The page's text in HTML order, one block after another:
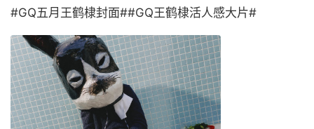
#GQ五月王鹤棣封面##GQ王鹤棣活人感大片# ​​​